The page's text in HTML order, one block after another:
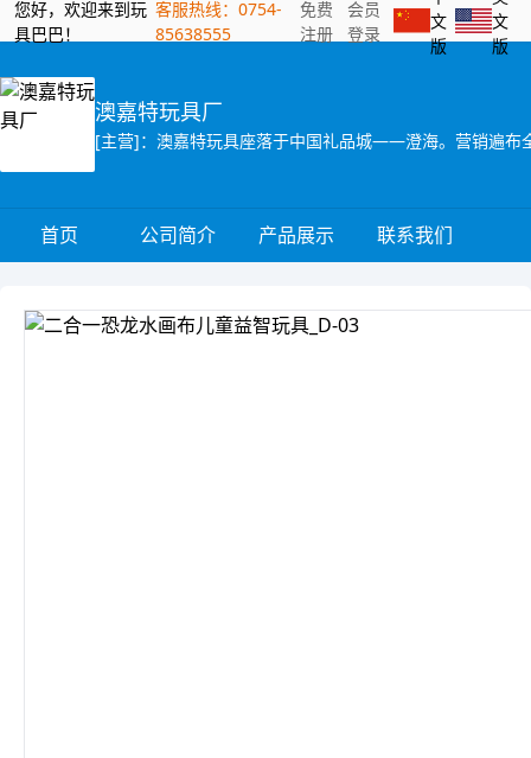
您好，欢迎来到玩
具巴巴！
客服热线：0754-
85638555
免费
注册
会员
登录
文
版
文
版
澳嘉特玩具厂
首页 公司简介 产品展示 联系我们